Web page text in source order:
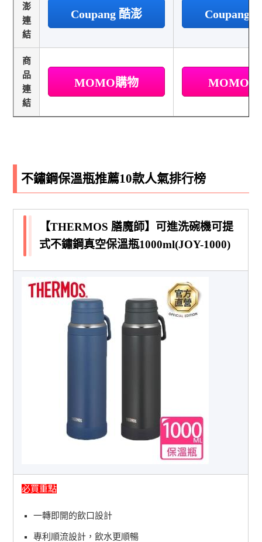
澎
連
結
Coupang 酷澎 Coupang
商
品
連
結
MOMO購物 MOMO
不鏽鋼保溫瓶推薦10款人氣排行榜
【THERMOS 膳魔師】可進洗碗機可提
式不鏽鋼真空保溫瓶1000ml(JOY-1000)
必買重點
一轉即開的飲口設計
專利順流設計，飲水更順暢